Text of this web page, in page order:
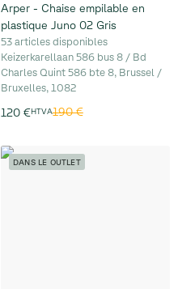
Arper - Chaise empilable en
plastique Juno 02 Gris
53 articles disponibles
Keizerkarellaan 586 bus 8 / Bd
Charles Quint 586 bte 8, Brussel /
Bruxelles, 1082
120 €HTVA190 €
DANS LE OUTLET